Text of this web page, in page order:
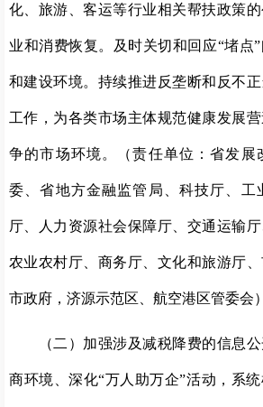
化、旅游、客运等行业相关帮扶政策
业和消费恢复。及时关切和回应“堵点
和建设环境。持续推进反垄断和反不
工作，为各类市场主体规范健康发展
争的市场环境。（责任单位：省发展
委、省地方金融监管局、科技厅、工
厅、人力资源社会保障厅、交通运输厅
农业农村厅、商务厅、文化和旅游厅
市政府，济源示范区、航空港区管委会）
（二）加强涉及减税降费的信息公
商环境、深化“万人助万企”活动，系